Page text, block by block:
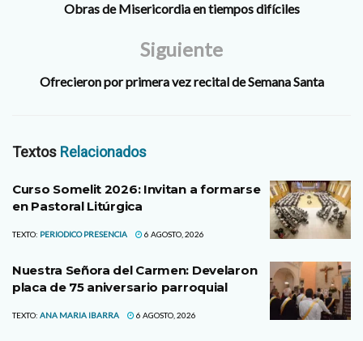
Obras de Misericordia en tiempos difíciles
Siguiente
Ofrecieron por primera vez recital de Semana Santa
Textos Relacionados
Curso Somelit 2026: Invitan a formarse
en Pastoral Litúrgica
TEXTO: PERIODICO PRESENCIA 6 AGOSTO, 2026
Nuestra Señora del Carmen: Develaron
placa de 75 aniversario parroquial
TEXTO: ANA MARIA IBARRA 6 AGOSTO, 2026